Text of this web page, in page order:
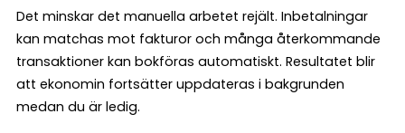
Det minskar det manuella arbetet rejält. Inbetalningar
kan matchas mot fakturor och många återkommande
transaktioner kan bokföras automatiskt. Resultatet blir
att ekonomin fortsätter uppdateras i bakgrunden
medan du är ledig.